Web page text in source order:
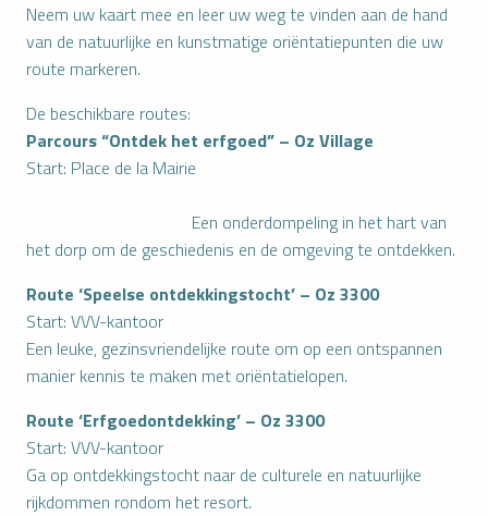
Neem uw kaart mee en leer uw weg te vinden aan de hand
van de natuurlijke en kunstmatige oriëntatiepunten die uw
route markeren.
De beschikbare routes:
Parcours “Ontdek het erfgoed” – Oz Village
Start: Place de la Mairie
Een onderdompeling in het hart van
het dorp om de geschiedenis en de omgeving te ontdekken.
Route ‘Speelse ontdekkingstocht’ – Oz 3300
Start: VVV-kantoor
Een leuke, gezinsvriendelijke route om op een ontspannen
manier kennis te maken met oriëntatielopen.
Route ‘Erfgoedontdekking’ – Oz 3300
Start: VVV-kantoor
Ga op ontdekkingstocht naar de culturele en natuurlijke
rijkdommen rondom het resort.